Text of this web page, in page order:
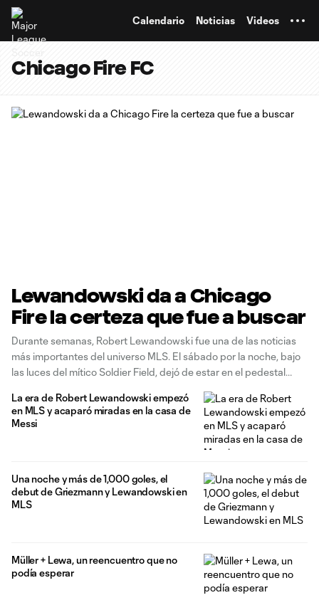
Calendario Noticias Videos
Chicago Fire FC
Lewandowski da a Chicago
Fire la certeza que fue a buscar
Durante semanas, Robert Lewandowski fue una de las noticias
más importantes del universo MLS. El sábado por la noche, bajo
las luces del mítico Soldier Field, dejó de estar en el pedestal
Chicago Fire fue a buscar: un delantero capaz
La era de Robert Lewandowski empezó
en MLS y acaparó miradas en la casa de
Messi
Una noche y más de 1,000 goles, el
debut de Griezmann y Lewandowski en
MLS
Müller + Lewa, un reencuentro que no
podía esperar